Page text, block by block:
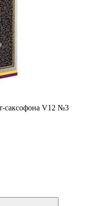
саксофона V12 №3